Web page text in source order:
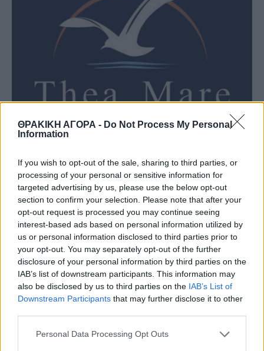
ΘΡΑΚΙΚΗ ΑΓΟΡΑ - Do Not Process My Personal
Information
If you wish to opt-out of the sale, sharing to third parties, or
processing of your personal or sensitive information for
targeted advertising by us, please use the below opt-out
section to confirm your selection. Please note that after your
opt-out request is processed you may continue seeing
interest-based ads based on personal information utilized by
us or personal information disclosed to third parties prior to
your opt-out. You may separately opt-out of the further
disclosure of your personal information by third parties on the
IAB’s list of downstream participants. This information may
also be disclosed by us to third parties on the IAB’s List of
Downstream Participants that may further disclose it to other
Personal Data Processing Opt Outs